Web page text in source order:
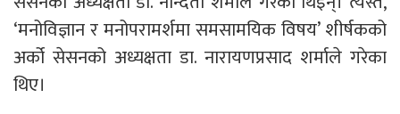
‘मनोविज्ञान र मनोपरामर्शमा समसामयिक विषय’ शीर्षकको
अर्को सेसनको अध्यक्षता डा. नारायणप्रसाद शर्माले गरेका
थिए।